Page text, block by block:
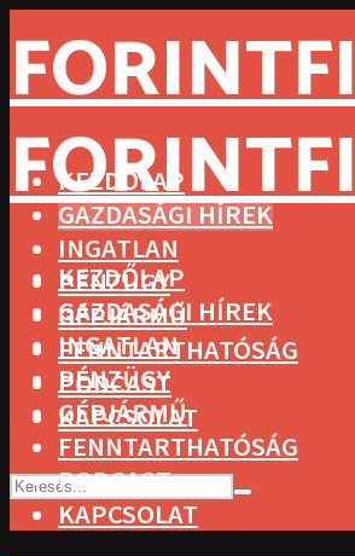
KEZDŐLAP
GAZDASÁGI HÍREK
INGATLAN
PÉNZÜGY
GÉPJÁRMŰ
FENNTARTHATÓSÁG
PODCAST
KAPCSOLAT
KEZDŐLAP
GAZDASÁGI HÍREK
INGATLAN
PÉNZÜGY
GÉPJÁRMŰ
FENNTARTHATÓSÁG
PODCAST
KAPCSOLAT